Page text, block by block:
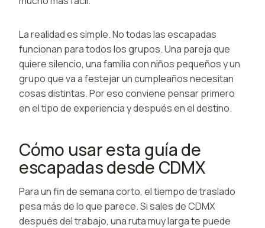
La realidad es simple. No todas las escapadas
funcionan para todos los grupos. Una pareja que
quiere silencio, una familia con niños pequeños y un
grupo que va a festejar un cumpleaños necesitan
cosas distintas. Por eso conviene pensar primero
en el tipo de experiencia y después en el destino.
Cómo usar esta guía de
escapadas desde CDMX
Para un fin de semana corto, el tiempo de traslado
pesa más de lo que parece. Si sales de CDMX
después del trabajo, una ruta muy larga te puede